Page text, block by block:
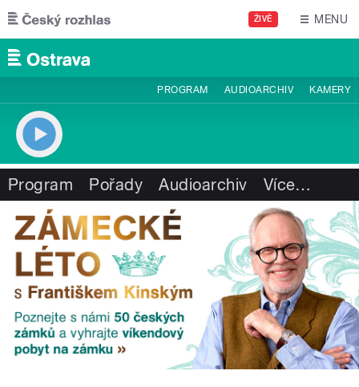
Přejít k hlavnímu obsahu
ŽIVĚ MENU
PROGRAM AUDIOARCHIV KAMERY
Program Pořady Audioarchiv Více…